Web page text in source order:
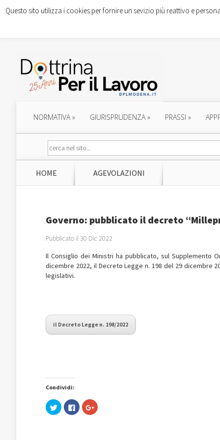
NORMATIVA» GIURISPRUDENZA» PRASSI »
HOME AGEVOLAZIONI
Governo: pubblicato il decreto
Pubblicato il 30 Dic 2022
Il Consiglio dei Ministri ha pubblicato, sul Supplemento
dicembre 2022, il Decreto Legge n. 198 del 29 dicembre
legislativi.
il Decreto Legge n. 198/2022
Condividi:
Fai
clic
Fai
clic
Fai
clic
Questo sito utilizza i cookies per fornire un sevizio più reattivo e